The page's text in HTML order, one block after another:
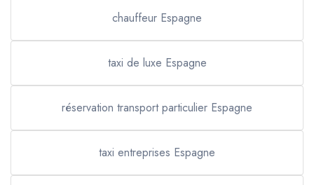
chauffeur Espagne
taxi de luxe Espagne
réservation transport particulier Espagne
taxi entreprises Espagne